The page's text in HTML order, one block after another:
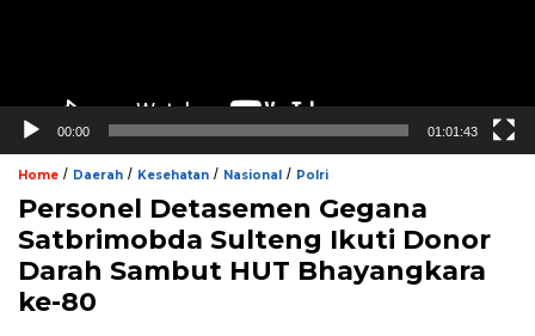
00:00 01:01:43
Home / Daerah / Kesehatan / Nasional / Polri
Personel Detasemen Gegana
Satbrimobda Sulteng Ikuti Donor
Darah Sambut HUT Bhayangkara
ke-80